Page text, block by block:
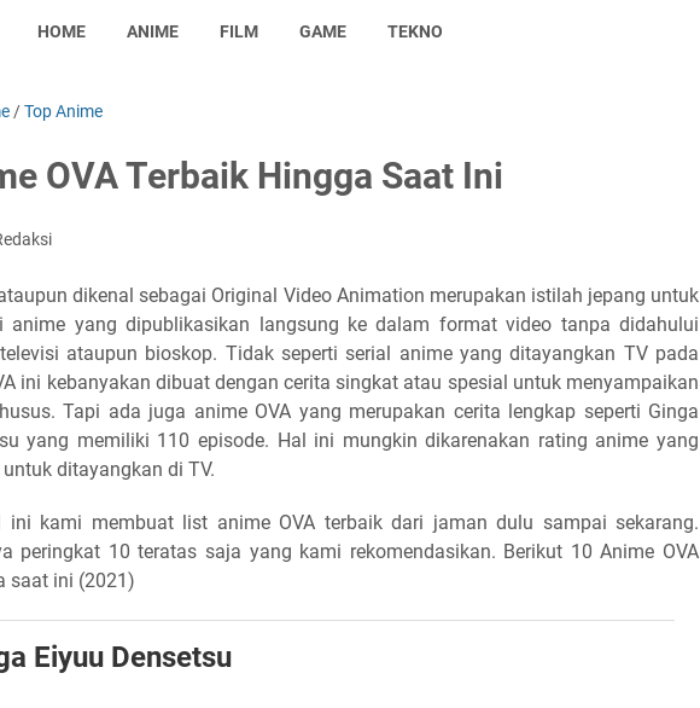
HOME ANIME FILM GAME TEKNO
/Top Anime
OVA Terbaik Hingga Saat Ini
dikenal sebagai Original Video Animation merupakan istilah jepang untuk
anime yang dipublikasikan langsung ke dalam format video tanpa didahului
ataupun bioskop. Tidak seperti serial anime yang ditayangkan TV pada
ini kebanyakan dibuat dengan cerita singkat atau spesial untuk menyampaikan
Tapi ada juga anime OVA yang merupakan cerita lengkap seperti Ginga
yang memiliki 110 episode. Hal ini mungkin dikarenakan rating anime yang
ditayangkan di TV.
ini kami membuat list anime OVA terbaik dari jaman dulu sampai sekarang.
peringkat 10 teratas saja yang kami rekomendasikan. Berikut 10 Anime OVA
saat ini (2021)
Eiyuu Densetsu